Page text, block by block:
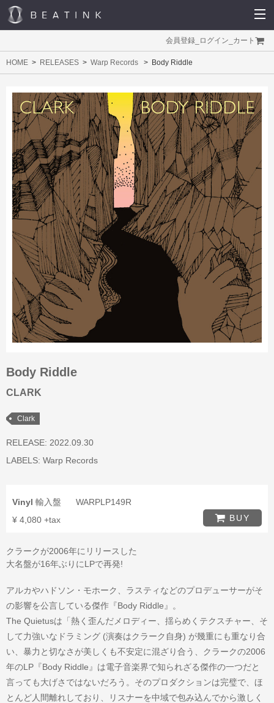
会員登録 ログイン カート
HOME RELEASES Warp Records Body Riddle
Body Riddle
CLARK
Clark
RELEASE: 2022.09.30
LABELS: Warp Records
Vinyl 輸入盤
WARPLP149R
¥ 4,080 +tax
BUY
クラークが2006年にリリースした
大名盤が16年ぶりにLPで再発!
アルカやハドソン・モホーク、ラスティなどのプロデューサーがそ
の影響を公言している傑作『Body Riddle』。
The Quietusは「熱く歪んだメロディー、揺らめくテクスチャー、そ
して力強いなドラミング (演奏はクラーク自身) が幾重にも重なり合
い、暴力と切なさが美しくも不安定に混ざり合う、クラークの2006
年のLP『Body Riddle』は電子音楽界で知られざる傑作の一つだと
言っても大げさではないだろう。そのプロダクションは完璧で、ほ
とんど人間離れしており、リスナーを中域で包み込んでから激しく